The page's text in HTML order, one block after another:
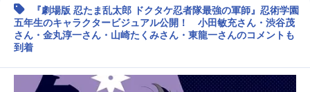
マンガ・ラノベ ゲーム・アプリ 音楽 コスプレ
『劇場版 忍たま乱太郎 ドクタケ忍者隊最強の軍師』忍術学園
五年生のキャラクタービジュアル公開！ 小田敏充さん・渋谷茂
さん・金丸淳一さん・山崎たくみさん・東龍一さんのコメントも
到着